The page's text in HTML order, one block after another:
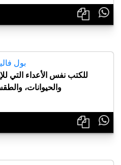

بول
للكتب نفس الأعداء التي
والحيوانات،
